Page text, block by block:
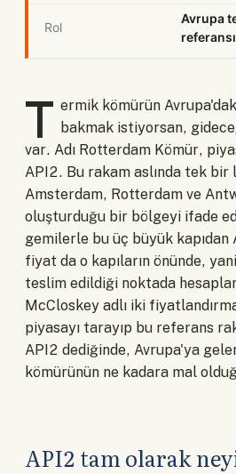
Rol
Avrupa
referansı
T ermik kömürün
bakmak istiyorsan,
var. Adı Rotterdam Kömür,
API2. Bu rakam aslında tek bir
Amsterdam, Rotterdam ve
oluşturduğu bir bölgeyi ifade
gemilerle bu üç büyük
fiyat da o kapıların önünde,
teslim edildiği noktada
McCloskey adlı iki
piyasayı tarayıp bu referans
API2 dediğinde, Avrupa'ya
kömürünün ne kadara mal
API2 tam olarak